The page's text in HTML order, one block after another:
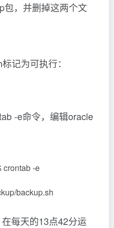
包，并删掉这两个文
记为可执行：
-e命令，编辑oracle
crontab -e
backup.sh
每天的13点42分运